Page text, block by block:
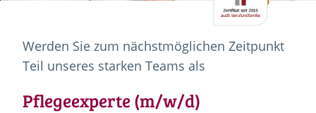
Werden Sie zum nächstmöglichen Zeitpunkt
Teil unseres starken Teams als
Pflegeexperte (m/w/d)